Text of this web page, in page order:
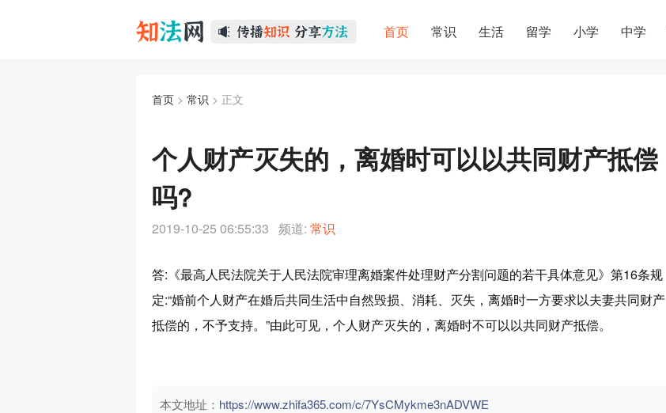
首页 常识 生活 留学 小学 中学
首页 > 常识 > 正文
个人财产灭失的，离婚时可以以共同财产抵偿
吗?
2019-10-25 06:55:33 频道: 常识
答:《最高人民法院关于人民法院审理离婚案件处理财产分割问题的若干具体意见》第16条规
定:“婚前个人财产在婚后共同生活中自然毁损、消耗、灭失，离婚时一方要求以夫妻共同财产
抵偿的，不予支持。”由此可见，个人财产灭失的，离婚时不可以以共同财产抵偿。
本文地址： https://www.zhifa365.com/c/7YsCMykme3nADVWE